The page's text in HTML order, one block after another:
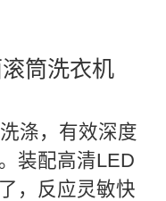
筒洗衣机
涤，有效深度
装配高清LED
，反应灵敏快